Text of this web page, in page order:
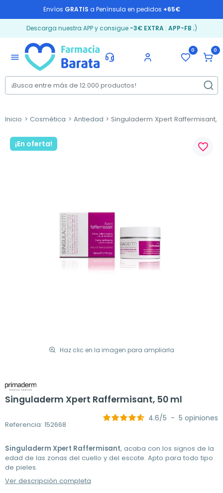
Envíos GRATIS a Península en pedidos +65€
Descarga nuestra APP y consigue -3€ EXTRA: APP-FB ;)
menu
0 0
Inicio Cosmética Antiedad Singuladerm Xpert Raffermisant,
¡En oferta!
Haz clic en la imagen para ampliarla
favorite_border
Singuladerm Xpert Raffermisant, 50 ml
Referencia: 152668
4.6/5 - 5 opiniones
Singuladerm Xpert Raffermisant, acaba con los signos de la
edad de las zonas del cuello y del escote. Apto para todo tipo
de pieles.
Ver descripción completa